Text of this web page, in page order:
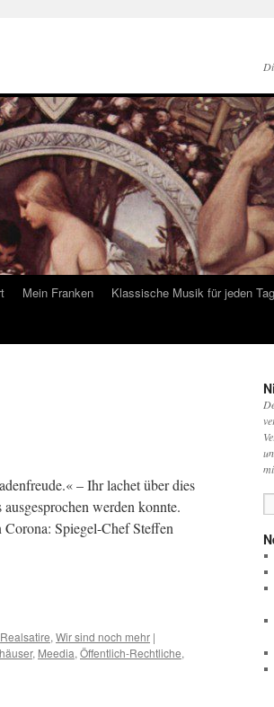
Mein Franken Klassische Musik für jeden Tag
– Ihr lachet über dies
werden konnte.
Spiegel-Chef Steffen
Realsatire,Wir sind noch mehr |
, Meedia,Öffentlich-Rechtliche,